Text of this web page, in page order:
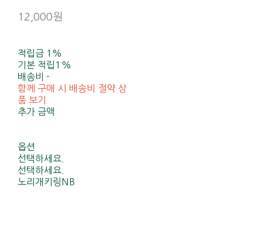
12,000원
적립금 1%
기본 적립 1%
배송비-
함께 구매 시 배송비 절약 상
품 보기
추가 금액
옵션
선택하세요.
선택하세요.
노리개키링NB